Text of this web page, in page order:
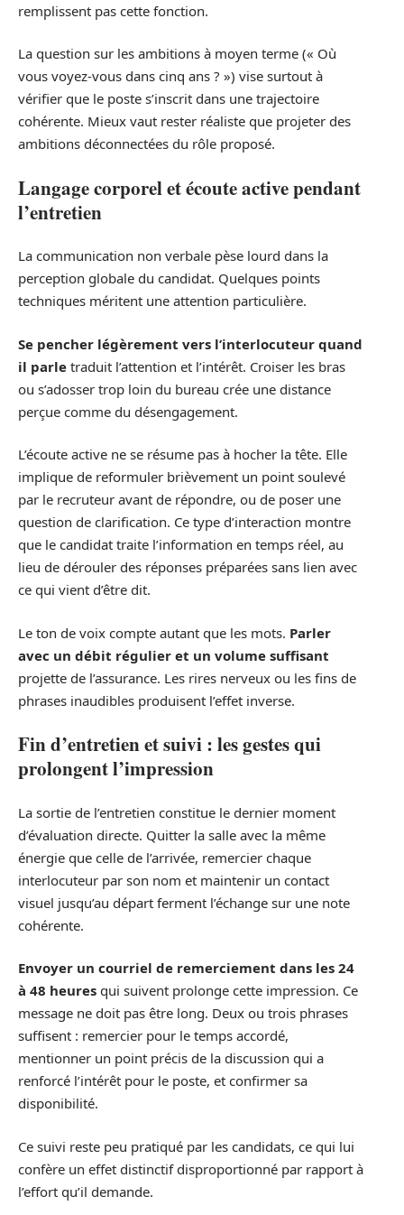
remplissent pas cette fonction.
La question sur les ambitions à moyen terme (« Où
vous voyez-vous dans cinq ans ? ») vise surtout à
vérifier que le poste s’inscrit dans une trajectoire
cohérente. Mieux vaut rester réaliste que projeter des
ambitions déconnectées du rôle proposé.
Langage corporel et écoute active pendant
l’entretien
La communication non verbale pèse lourd dans la
perception globale du candidat. Quelques points
techniques méritent une attention particulière.
Se pencher légèrement vers l’interlocuteur quand
il parle traduit l’attention et l’intérêt. Croiser les bras
ou s’adosser trop loin du bureau crée une distance
perçue comme du désengagement.
L’écoute active ne se résume pas à hocher la tête. Elle
implique de reformuler brièvement un point soulevé
par le recruteur avant de répondre, ou de poser une
question de clarification. Ce type d’interaction montre
que le candidat traite l’information en temps réel, au
lieu de dérouler des réponses préparées sans lien avec
ce qui vient d’être dit.
Le ton de voix compte autant que les mots. Parler
avec un débit régulier et un volume suffisant
projette de l’assurance. Les rires nerveux ou les fins de
phrases inaudibles produisent l’effet inverse.
Fin d’entretien et suivi : les gestes qui
prolongent l’impression
La sortie de l’entretien constitue le dernier moment
d’évaluation directe. Quitter la salle avec la même
énergie que celle de l’arrivée, remercier chaque
interlocuteur par son nom et maintenir un contact
visuel jusqu’au départ ferment l’échange sur une note
cohérente.
Envoyer un courriel de remerciement dans les 24
à 48 heures qui suivent prolonge cette impression. Ce
message ne doit pas être long. Deux ou trois phrases
suffisent : remercier pour le temps accordé,
mentionner un point précis de la discussion qui a
renforcé l’intérêt pour le poste, et confirmer sa
disponibilité.
Ce suivi reste peu pratiqué par les candidats, ce qui lui
confère un effet distinctif disproportionné par rapport à
l’effort qu’il demande.